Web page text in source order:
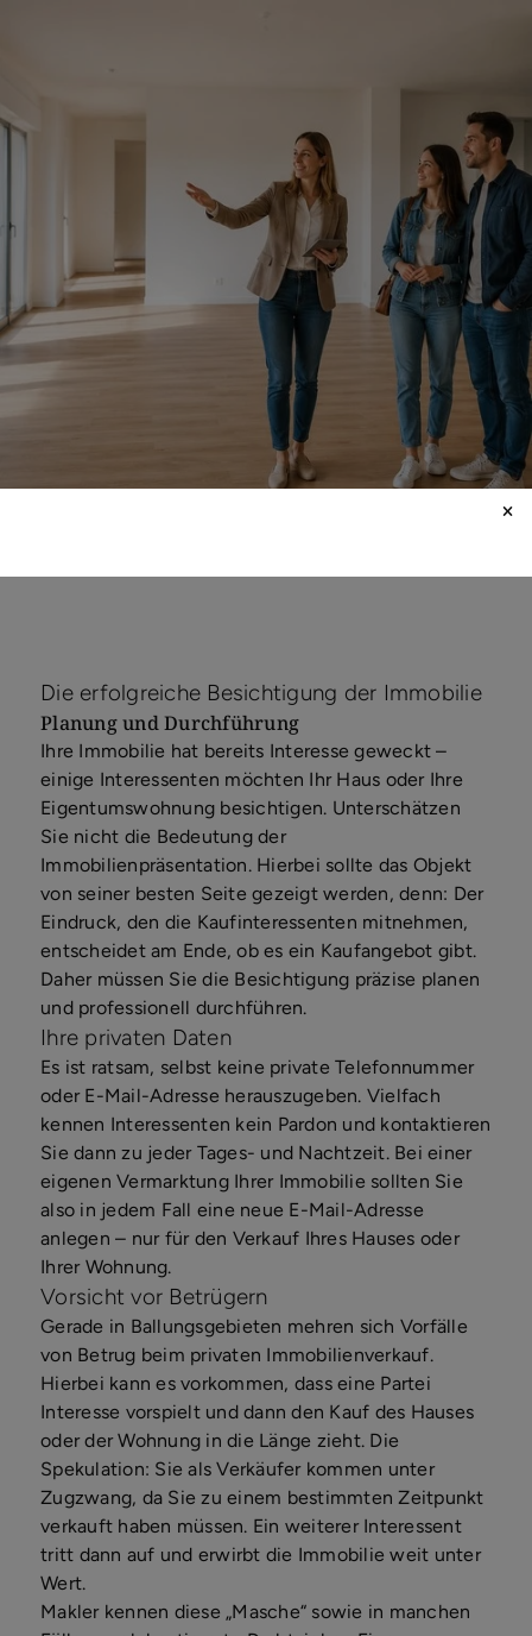
Die erfolgreiche Besichtigung der Immobilie
Planung und Durchführung
Ihre Immobilie hat bereits Interesse geweckt –
einige Interessenten möchten Ihr Haus oder Ihre
Eigentumswohnung besichtigen. Unterschätzen
Sie nicht die Bedeutung der
Immobilienpräsentation. Hierbei sollte das Objekt
von seiner besten Seite gezeigt werden, denn: Der
Eindruck, den die Kaufinteressenten mitnehmen,
entscheidet am Ende, ob es ein Kaufangebot gibt.
Daher müssen Sie die Besichtigung präzise planen
und professionell durchführen.
Ihre privaten Daten
Es ist ratsam, selbst keine private Telefonnummer
oder E-Mail-Adresse herauszugeben. Vielfach
kennen Interessenten kein Pardon und kontaktieren
Sie dann zu jeder Tages- und Nachtzeit. Bei einer
eigenen Vermarktung Ihrer Immobilie sollten Sie
also in jedem Fall eine neue E-Mail-Adresse
anlegen – nur für den Verkauf Ihres Hauses oder
Ihrer Wohnung.
Vorsicht vor Betrügern
Gerade in Ballungsgebieten mehren sich Vorfälle
von Betrug beim privaten Immobilienverkauf.
Hierbei kann es vorkommen, dass eine Partei
Interesse vorspielt und dann den Kauf des Hauses
oder der Wohnung in die Länge zieht. Die
Spekulation: Sie als Verkäufer kommen unter
Zugzwang, da Sie zu einem bestimmten Zeitpunkt
verkauft haben müssen. Ein weiterer Interessent
tritt dann auf und erwirbt die Immobilie weit unter
Wert.
Makler kennen diese „Masche“ sowie in manchen